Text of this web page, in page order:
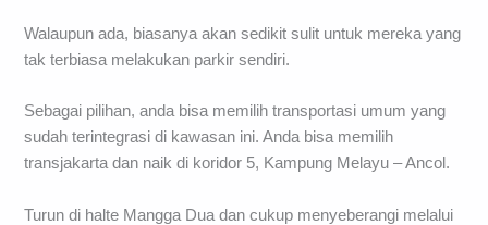
Walaupun ada, biasanya akan sedikit sulit untuk mereka yang
tak terbiasa melakukan parkir sendiri.
Sebagai pilihan, anda bisa memilih transportasi umum yang
sudah terintegrasi di kawasan ini. Anda bisa memilih
transjakarta dan naik di koridor 5, Kampung Melayu – Ancol.
Turun di halte Mangga Dua dan cukup menyeberangi melalui